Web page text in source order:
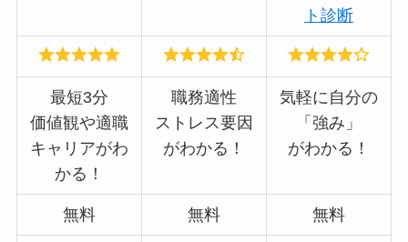
ト診断
最短3分
価値観や適職
キャリアがわ
かる！
職務適性
ストレス要因
がわかる！
気軽に自分の
「強み」
がわかる！
無料 無料 無料